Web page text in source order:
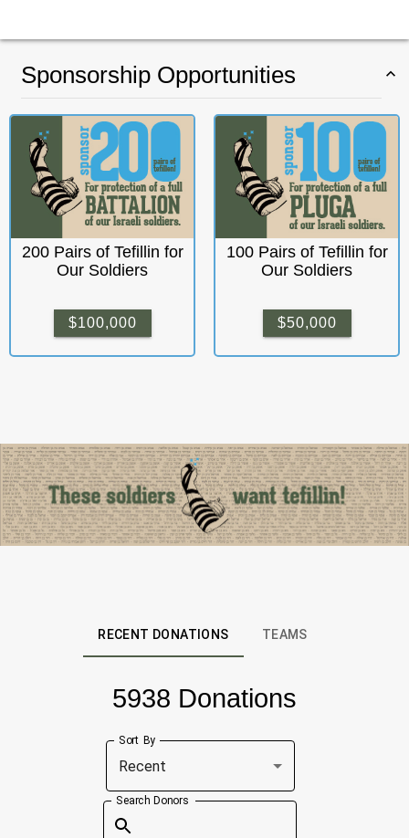
Sponsorship Opportunities
200 Pairs of Tefillin for
Our Soldiers
$100,000
100 Pairs of Tefillin for
Our Soldiers
$50,000
RECENT DONATIONS TEAMS
5938 Donations
Sort By
Recent
Search Donors